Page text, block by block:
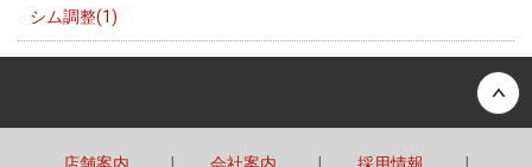
シム調整(1)
店舗案内 会社案内 採用情報